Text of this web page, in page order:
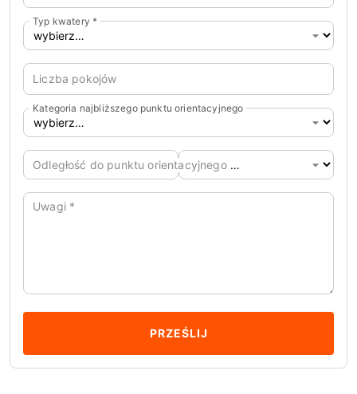
Typ kwatery *
Liczba pokojów
Kategoria najbliższego punktu orientacyjnego
Odległość do punktu orientacyjnego
Uwagi *
PRZEŚLIJ